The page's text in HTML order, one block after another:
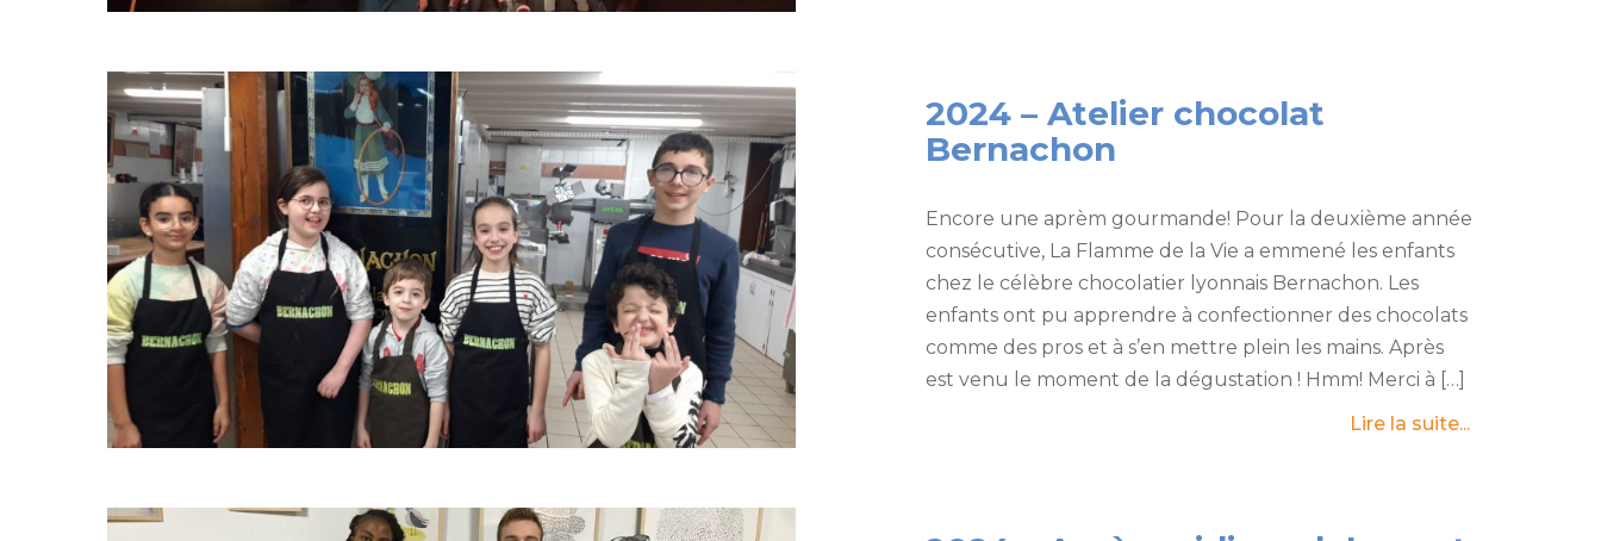
2024 – Atelier chocolat
Bernachon
Encore une aprèm gourmande! Pour la deuxième année
consécutive, La Flamme de la Vie a emmené les enfants
chez le célèbre chocolatier lyonnais Bernachon. Les
enfants ont pu apprendre à confectionner des chocolats
comme des pros et à s’en mettre plein les mains. Après
est venu le moment de la dégustation ! Hmm! Merci à […]
Lire la suite...